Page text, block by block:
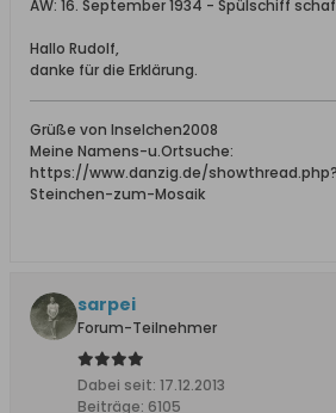
AW: 16. September 1934 - Spülschiff
Hallo Rudolf,
danke für die Erklärung.
Grüße von Inselchen2008
Meine Namens-u.Ortsuche:
https://www.danzig.de/
Steinchen-zum-Mosaik
sarpei
Forum-Teilnehmer
Dabei seit: 17.12.2013
Beiträge: 6105